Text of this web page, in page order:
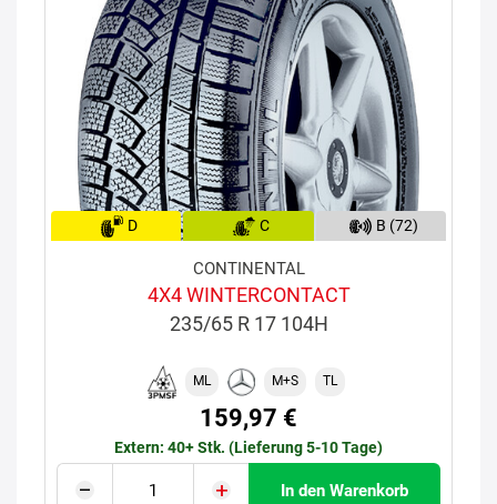
D C B (72)
CONTINENTAL
4X4 WINTERCONTACT
235/65 R 17 104H
ML M+S TL
159,97 €
Extern: 40+ Stk. (Lieferung 5-10 Tage)
In den Warenkorb